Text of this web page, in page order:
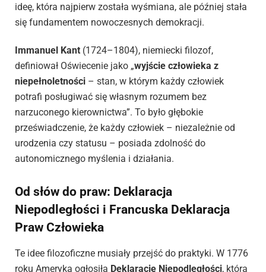
ideę, która najpierw została wyśmiana, ale później stała
się fundamentem nowoczesnych demokracji.
Immanuel Kant (1724–1804), niemiecki filozof,
definiował Oświecenie jako „wyjście człowieka z
niepełnoletności – stan, w którym każdy człowiek
potrafi posługiwać się własnym rozumem bez
narzuconego kierownictwa”. To było głębokie
przeświadczenie, że każdy człowiek – niezależnie od
urodzenia czy statusu – posiada zdolność do
autonomicznego myślenia i działania.
Od słów do praw: Deklaracja
Niepodległości i Francuska Deklaracja
Praw Człowieka
Te idee filozoficzne musiały przejść do praktyki. W 1776
roku Ameryka ogłosiła Deklarację Niepodległości, która